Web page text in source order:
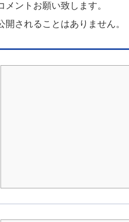
ントお願い致します。
されることはありません。